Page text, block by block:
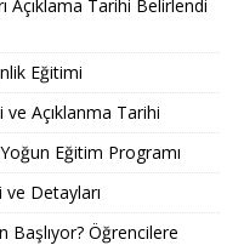
Açıklama Tarihi Belirlendi
Eğitimi
ve Açıklanma Tarihi
Eğitim Programı
Detayları
Başlıyor? Öğrencilere